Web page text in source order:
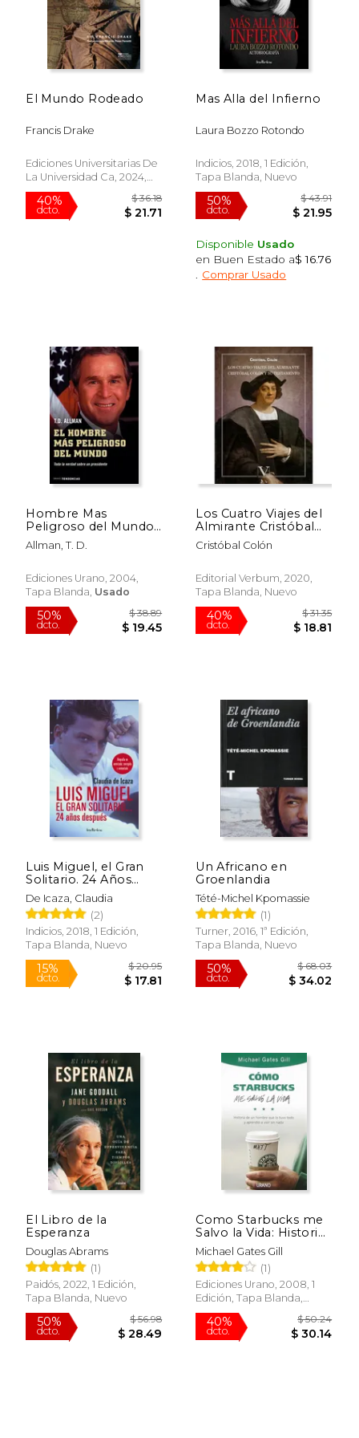
50% 15%
El Mundo Rodeado
Francis Drake
Ediciones Universitarias De
La Universidad Ca, 2024,
Tapa Blanda, Nuevo
40%
Mas Alla del Infierno
Laura Bozzo Rotondo
Indicios, 2018, 1 Edición,
Tapa Blanda, Nuevo
50%
dcto.
Disponible Usado
en Buen Estado a$ 16.76
Comprar Usado
Hombre Mas
Peligroso del Mundo,
El
Allman, T. D.
Ediciones Urano, 2004,
Tapa Blanda, Usado
50%
dcto. $ 19.45
Los Cuatro Viajes del
Almirante Cristóbal
Colón y su
Testamento
Cristóbal Colón
Editorial Verbum, 2020,
Tapa Blanda, Nuevo
40%
dcto.
Luis Miguel, el Gran
Solitario. 24 Años
Después: Biografía no
Autorizada, Corregida
y Aumentada
(Indicios no Ficción)
De Icaza, Claudia
(2)
Indicios, 2018, 1 Edición,
Tapa Blanda, Nuevo
15%
dcto. $ 17.81
Un Africano en
Groenlandia
Tété-Michel Kpomassie
(1)
Turner, 2016, 1ª Edición,
Tapa Blanda, Nuevo
50%
dcto. $
El Libro de la
Esperanza
Douglas Abrams
(1)
Paidós, 2022, 1 Edición,
Tapa Blanda, Nuevo
Como Starbucks me
Salvo la Vida: Historia
de un Hombre que lo
tuv o Todo y
Aprendio a Vivir sin
Nada
Michael Gates Gill
(1)
Ediciones Urano, 2008, 1
Edición, Tapa Blanda,
Nuevo